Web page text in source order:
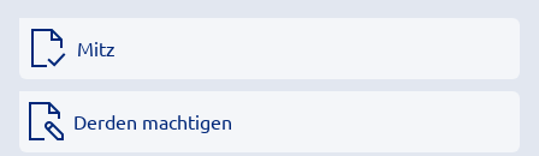
Mitz
Derden machtigen